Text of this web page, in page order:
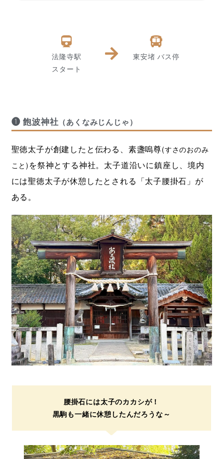
法隆寺駅
スタート
東安堵 バス停
❶ 飽波神社 （あくなみじんじゃ）
聖徳太子が創建したと伝わる、素盞嗚尊(すさのおのみ
こと) を祭神とする神社。太子道沿いに鎮座し、境内
には聖徳太子が休憩したとされる「太子腰掛石」が
ある。
腰掛石には太子のカカシが！
黒駒も一緒に休憩したんだろうな～